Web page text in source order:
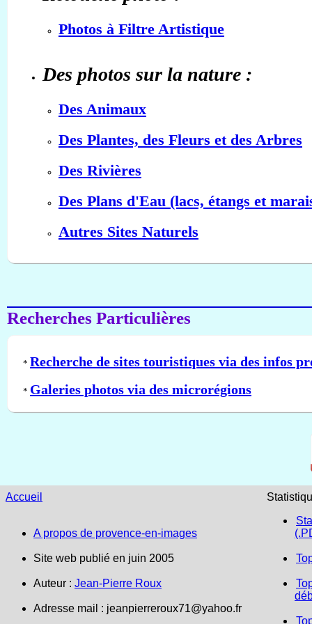
Photos à Filtre Artistique
Des photos sur la nature :
Des Animaux
Des Plantes, des Fleurs et des Arbres
Des Rivières
Des Plans d'Eau (lacs, étangs et
Autres Sites Naturels
Recherches Particulières
* Recherche de sites touristiques via des infos
* Galeries photos via des microrégions
Accueil
A propos de provence-en-images
Site web publié en juin 2005
Auteur : Jean-Pierre Roux
Adresse mail : jeanpierreroux71@yahoo.fr